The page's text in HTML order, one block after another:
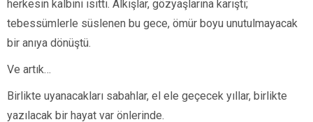
herkesin kalbini ısıttı. Alkışlar, gözyaşlarına karıştı;
tebessümlerle süslenen bu gece, ömür boyu unutulmayacak
bir anıya dönüştü.
Ve artık…
Birlikte uyanacakları sabahlar, el ele geçecek yıllar, birlikte
yazılacak bir hayat var önlerinde.